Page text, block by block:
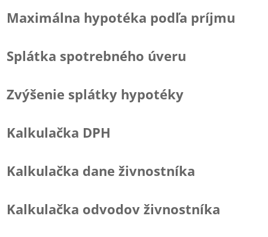
Maximálna hypotéka podľa príjmu
Splátka spotrebného úveru
Zvýšenie splátky hypotéky
Kalkulačka DPH
Kalkulačka dane živnostníka
Kalkulačka odvodov živnostníka